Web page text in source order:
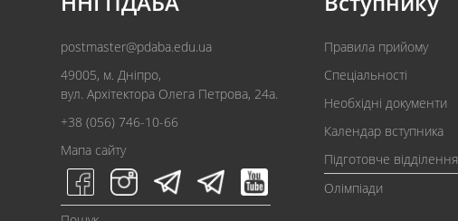
postmaster@pdaba.edu.ua
49005, м. Дніпро,
вул. Архітектора Олега Петрова, 24а.
+38 (056) 746-10-66
Мапа сайту
Правила прийому
Спеціальності
Необхідні документи
Календар вступника
Підготовче відділення
Олімпіади